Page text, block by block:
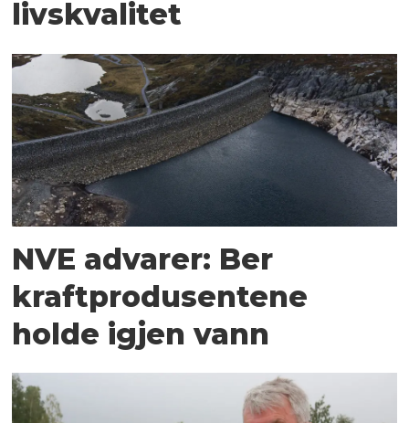
livskvalitet
NVE advarer: Ber
kraftprodusentene
holde igjen vann